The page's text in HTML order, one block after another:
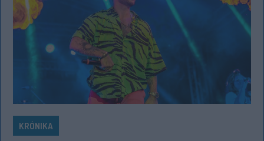
KRÓNIKA